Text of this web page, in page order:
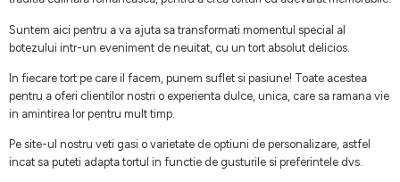
Suntem aici pentru a va ajuta sa transformati momentul special al
botezului intr-un eveniment de neuitat, cu un tort absolut delicios.
In fiecare tort pe care il facem, punem suflet si pasiune! Toate acestea
pentru a oferi clientilor nostri o experienta dulce, unica, care sa ramana vie
in amintirea lor pentru mult timp.
Pe site-ul nostru veti gasi o varietate de optiuni de personalizare, astfel
incat sa puteti adapta tortul in functie de gusturile si preferintele dvs.